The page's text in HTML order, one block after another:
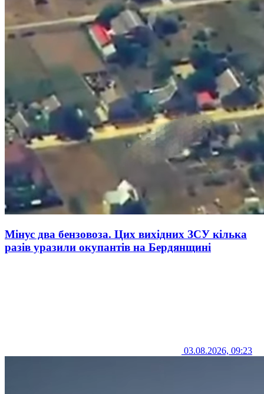
Мінус два бензовоза. Цих вихідних ЗСУ кілька
разів уразили окупантів на Бердянщині
03.08.2026, 09:23